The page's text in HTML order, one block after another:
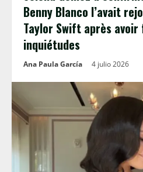
Benny Blanco l’avait
Taylor Swift après
inquiétudes
Ana Paula García 4 julio 2026